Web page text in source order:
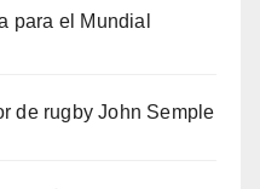
para el Mundial
de rugby John Semple